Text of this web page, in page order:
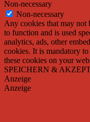
Non-necessary
Non-necessary
Any cookies that may not
to function and is used
analytics, ads, other
cookies. It is mandatory
these cookies on your
SPEICHERN &
Anzeige
Anzeige